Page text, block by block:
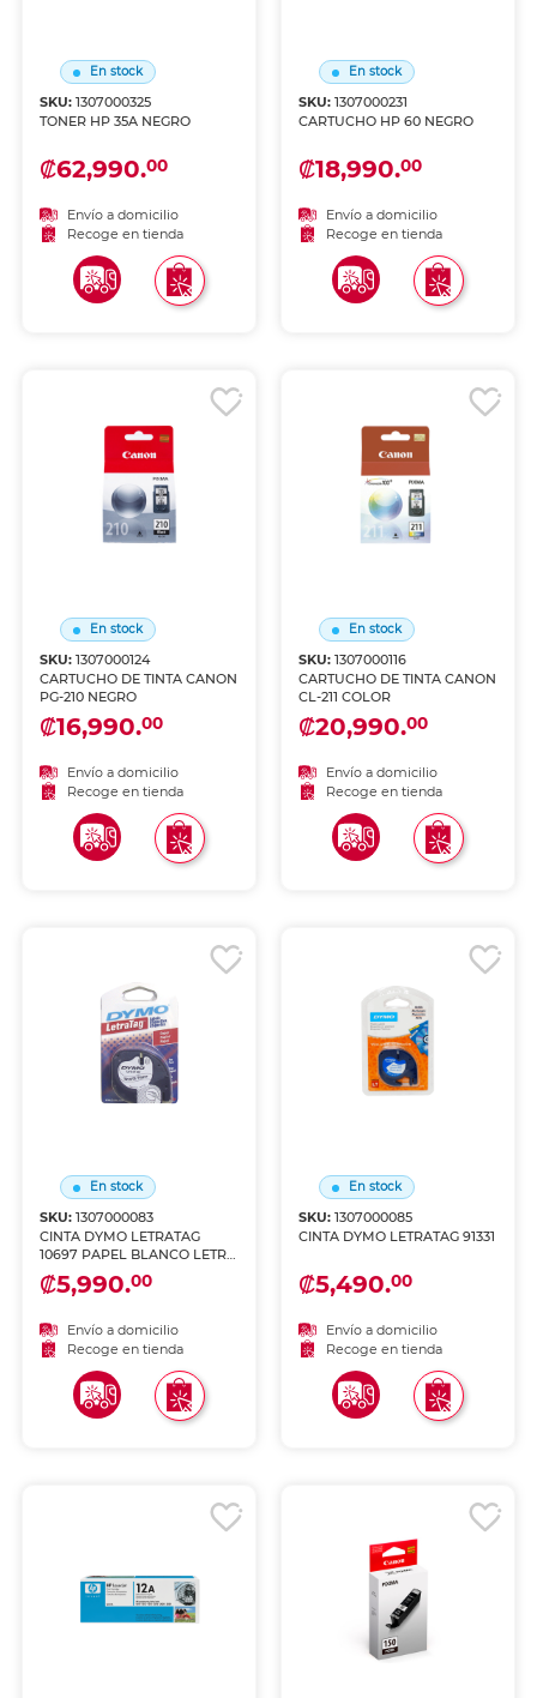
En stock
SKU:1307000325
TONER HP 35A NEGRO
₡62,990.00
Envío a domicilio
Recoge en tienda
En stock
SKU: 1307000231
CARTUCHO HP 60 NEGRO
₡18,990.00
Envío a domicilio
Recoge en tienda
En stock
SKU:1307000124
CARTUCHO DE TINTA CANON
PG-210 NEGRO
₡16,990.00
Envío a domicilio
Recoge en tienda
En stock
SKU: 1307000116
CARTUCHO DE TINTA CANON
CL-211 COLOR
₡20,990.00
Envío a domicilio
Recoge en tienda
En stock
SKU:1307000083
CINTA DYMO LETRATAG
10697 PAPEL BLANCO LETRA
NEGRA
₡5,990.00
Envío a domicilio
Recoge en tienda
En stock
SKU: 1307000085
CINTA DYMO LETRATAG 91331
₡5,490.00
Envío a domicilio
Recoge en tienda